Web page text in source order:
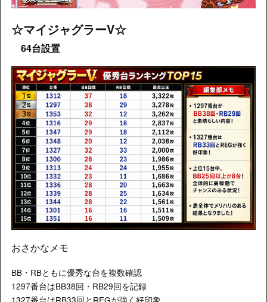
☆マイジャグラーV☆
64台設置
おさかなメモ
BB・RBともに優秀な台を複数確認
1297番台はBB38回・RB29回を記録